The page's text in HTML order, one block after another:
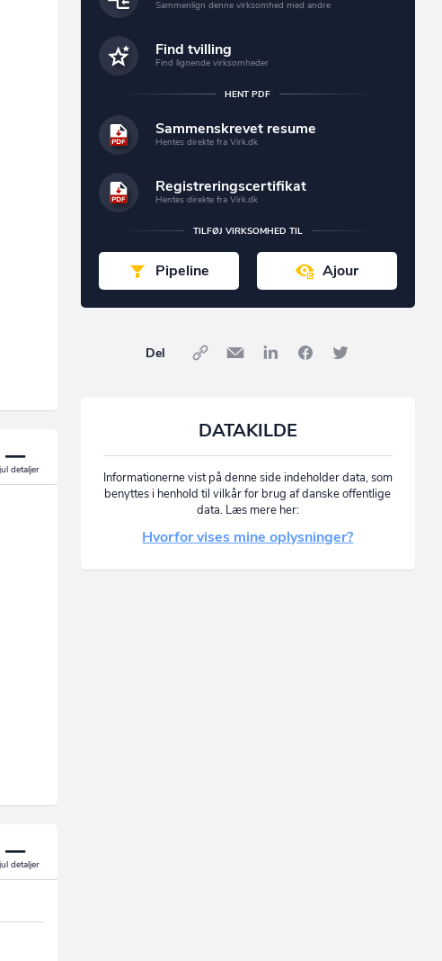
Sammenlign denne virksomhed med andre
Find tvilling
Find lignende virksomheder
HENT PDF
Sammenskrevet resume
Hentes direkte fra Virk.dk
Registreringscertifikat
Hentes direkte fra Virk.dk
TILFØJ VIRKSOMHED TIL
Pipeline Ajour
Del
DATAKILDE
Informationerne vist på denne side indeholder data, som
benyttes i henhold til vilkår for brug af danske offentlige
data. Læs mere her:
Hvorfor vises mine oplysninger?